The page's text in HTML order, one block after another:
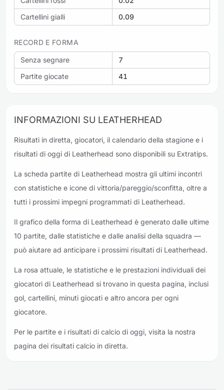
Cartellini gialli
0.09
RECORD E FORMA
Senza segnare
7
Partite giocate
41
INFORMAZIONI SU LEATHERHEAD
Risultati in diretta, giocatori, il calendario della stagione e i
risultati di oggi di Leatherhead sono disponibili su Extratips.
La scheda partite di Leatherhead mostra gli ultimi incontri
con statistiche e icone di vittoria/pareggio/sconfitta, oltre a
tutti i prossimi impegni programmati di Leatherhead.
Il grafico della forma di Leatherhead è generato dalle ultime
10 partite, dalle statistiche e dalle analisi della squadra —
può aiutare ad anticipare i prossimi risultati di Leatherhead.
La rosa attuale, le statistiche e le prestazioni individuali dei
giocatori di Leatherhead si trovano in questa pagina, inclusi
gol, cartellini, minuti giocati e altro ancora per ogni
giocatore.
Per le partite e i risultati di calcio di oggi, visita la nostra
pagina dei risultati calcio in diretta.